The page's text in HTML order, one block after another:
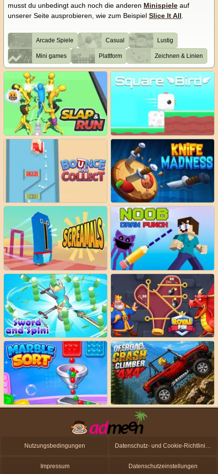
musst du unbedingt auch noch die anderen Minispiele auf
unserer Seite ausprobieren, wie zum Beispiel Slice It All.
Arcade Spiele Casual Lustig
Mini games Plattform Zeichnen & Linien
Nutzungsbedingungen Datenschutz- und Cookie-Richtlinien
Impressum Datenschutzeinstellungen